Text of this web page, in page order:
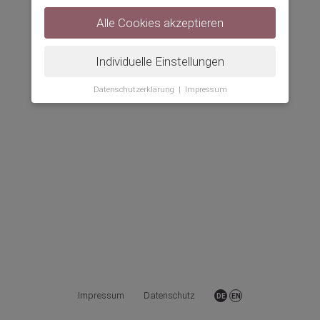
Impressum Datenschutz DE EN
Alle Cookies akzeptieren
Individuelle Einstellungen
Datenschutzerklärung | Impressum